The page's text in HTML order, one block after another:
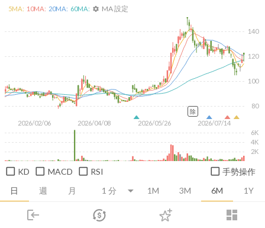
login dashboard
市場 登入
日 週 月 1M 3M 6M 1Y
2026/02/06 2026/04/08 2026/05/26 2026/07/14
80
100
120
140
2K
4K
6K
5MA: 10MA: 20MA: 60MA: settings MA 設定
除
KD MACD RSI 手勢操作
推薦卡片 消息面 財務報